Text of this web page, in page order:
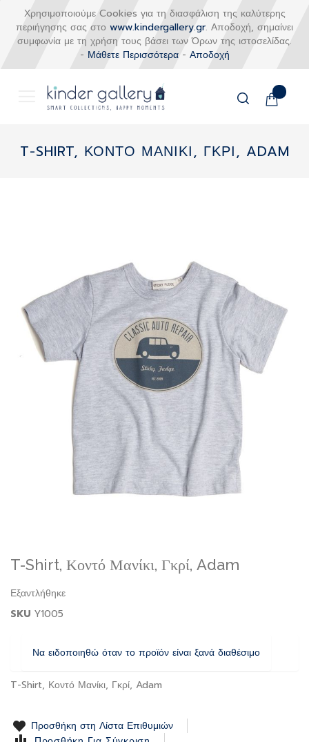
Χρησιμοποιούμε Cookies για τη διασφάλιση της καλύτερης
περιήγησης σας στο www.kindergallery.gr. Αποδοχή, σημαίνει
συμφωνία με τη χρήση τους βάσει των Όρων της ιστοσελίδας.
- Μάθετε Περισσότερα- Αποδοχή
Το
στο
περιεχόμενο
T-SHIRT, ΚΟΝΤΟ ΜΑΝΙΚΙ, ΓΚΡΙ, ADAM
T-Shirt, Κοντό Μανίκι, Γκρί, Adam
Εξαντλήθηκε
SKU Y1005
Να ειδοποιηθώ όταν το προϊόν είναι ξανά διαθέσιμο
T-Shirt, Κοντό Μανίκι, Γκρί, Adam
Προσθήκη στη Λίστα Επιθυμιών
gallery
Skip
the
of
gallery